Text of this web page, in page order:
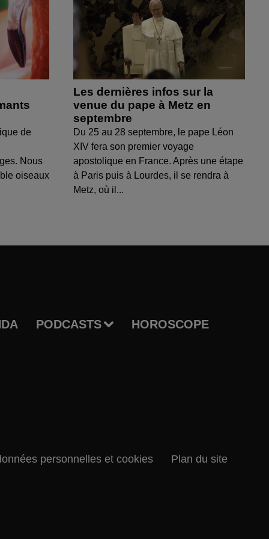
de
Nous
oiseaux
Les dernières infos sur la
venue du pape à Metz en
septembre
Du 25 au 28 septembre, le pape Léon
XIV fera son premier voyage
apostolique en France. Après une étape
à Paris puis à Lourdes, il se rendra à
Metz, où il...
PODCASTS HOROSCOPE
personnelles et cookies Plan du site